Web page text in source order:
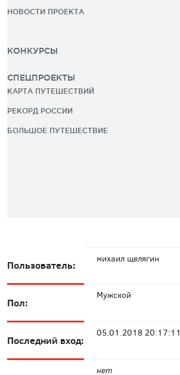
НОВОСТИ ПРОЕКТА
КОНКУРСЫ
СПЕЦПРОЕКТЫ
КАРТА ПУТЕШЕСТВИЙ
РЕКОРД РОССИИ
БОЛЬШОЕ ПУТЕШЕСТВИЕ
Пользователь: михаил щелягин
Пол:
Мужской
Последний вход:
05.01.2018 20:17:11
нет